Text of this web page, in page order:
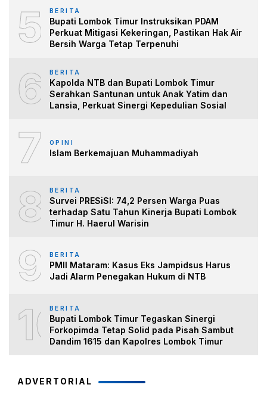
5 BERITA
Bupati Lombok Timur Instruksikan PDAM
Perkuat Mitigasi Kekeringan, Pastikan Hak Air
Bersih Warga Tetap Terpenuhi
6 BERITA
Kapolda NTB dan Bupati Lombok Timur
Serahkan Santunan untuk Anak Yatim dan
Lansia, Perkuat Sinergi Kepedulian Sosial
7 OPINI
Islam Berkemajuan Muhammadiyah
8 BERITA
Survei PRESiSI: 74,2 Persen Warga Puas
terhadap Satu Tahun Kinerja Bupati Lombok
Timur H. Haerul Warisin
9 BERITA
PMII Mataram: Kasus Eks Jampidsus Harus
Jadi Alarm Penegakan Hukum di NTB
10BERITA
Bupati Lombok Timur Tegaskan Sinergi
Forkopimda Tetap Solid pada Pisah Sambut
Dandim 1615 dan Kapolres Lombok Timur
ADVERTORIAL